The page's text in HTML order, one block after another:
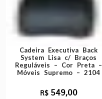
Cadeira Executiva Back
System Lisa c/ Braços
Reguláveis – Cor Preta –
Móveis Supremo – 2104
R$ 549,00